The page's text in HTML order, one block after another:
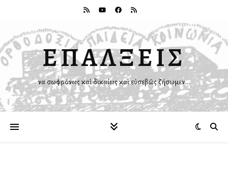
ΕΠΑΛΞΕΙΣ
Ἵνα σωφρόνως καὶ δικαίως καὶ εὐσεβῶς ζήσωμεν…